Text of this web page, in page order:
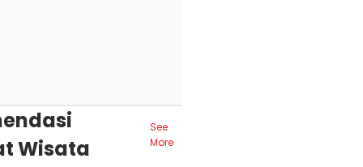
Wisata
See
More